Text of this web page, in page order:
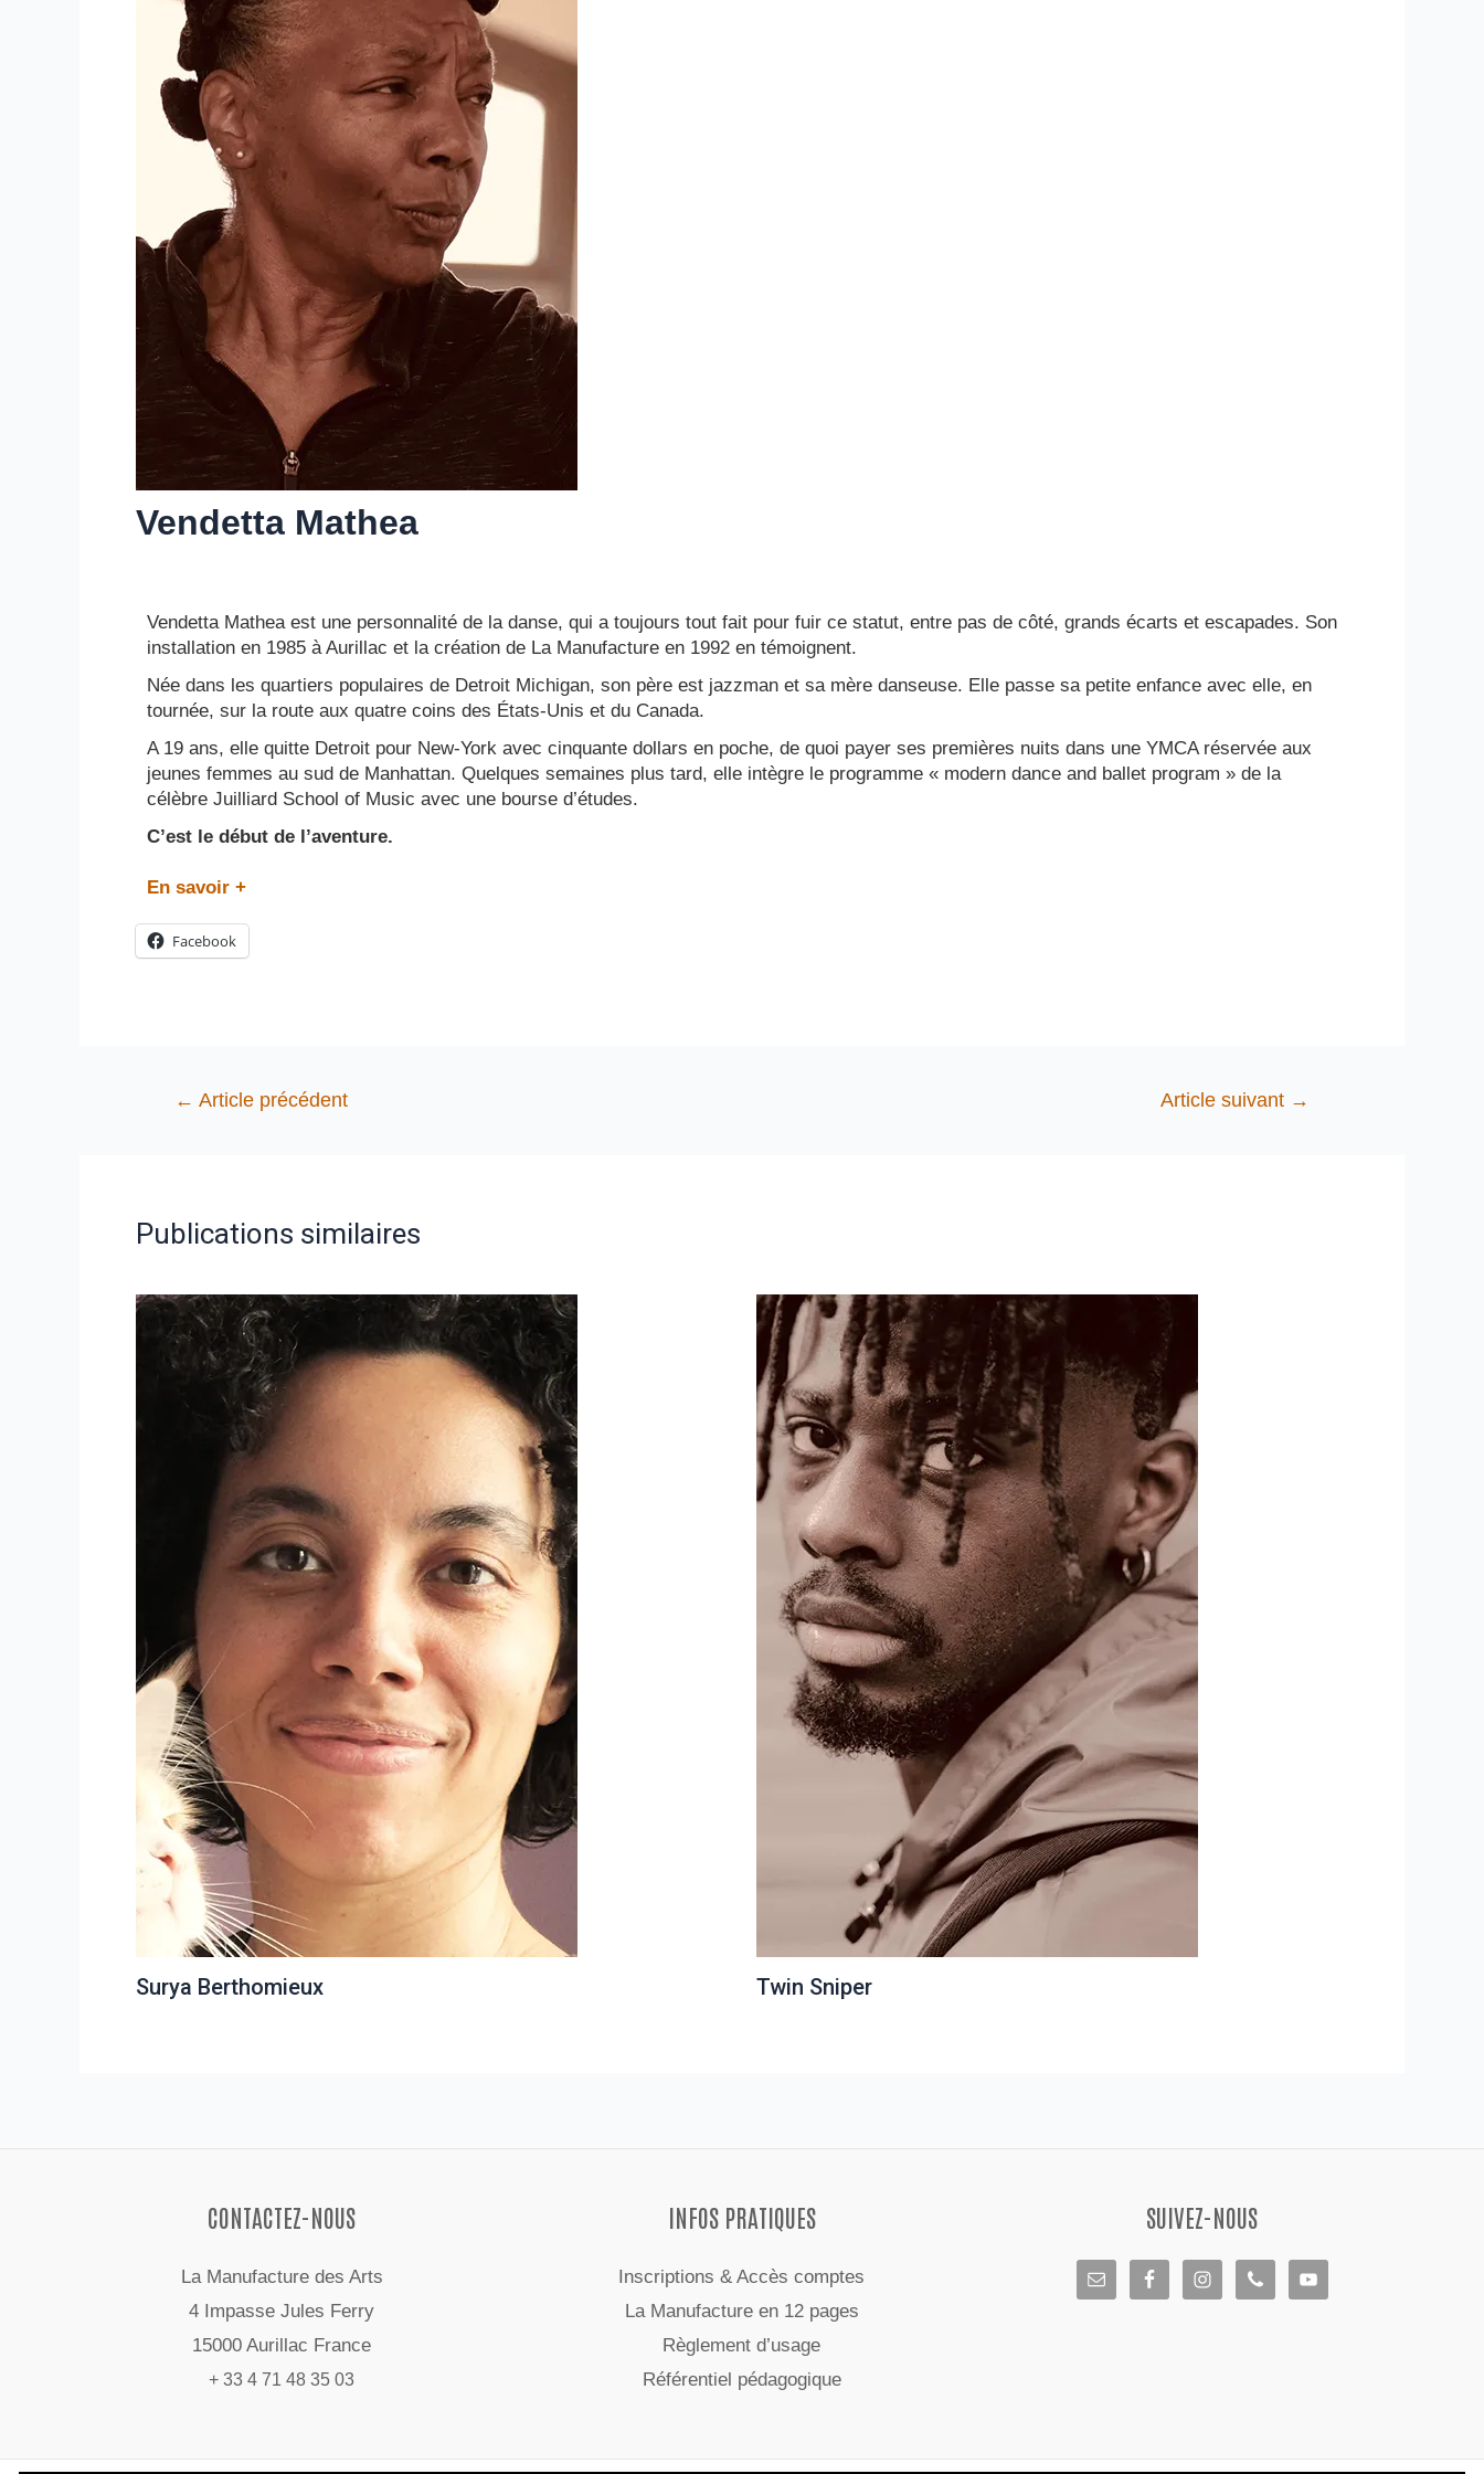
Vendetta Mathea
Vendetta Mathea est une personnalité de la danse, qui a toujours tout fait pour fuir ce statut, entre pas de côté, grands écarts et escapades. Son
installation en 1985 à Aurillac et la création de La Manufacture en 1992 en témoignent.
Née dans les quartiers populaires de Detroit Michigan, son père est jazzman et sa mère danseuse. Elle passe sa petite enfance avec elle, en
tournée, sur la route aux quatre coins des États-Unis et du Canada.
A 19 ans, elle quitte Detroit pour New-York avec cinquante dollars en poche, de quoi payer ses premières nuits dans une YMCA réservée aux
jeunes femmes au sud de Manhattan. Quelques semaines plus tard, elle intègre le programme « modern dance and ballet program » de la
célèbre Juilliard School of Music avec une bourse d’études.
C’est le début de l’aventure.
En savoir +
Facebook
← Article précédent Article suivant →
Publications similaires
Surya Berthomieux Twin Sniper
CONTACTEZ-NOUS
La Manufacture des Arts
4 Impasse Jules Ferry
15000 Aurillac France
+ 33 4 71 48 35 03
INFOS PRATIQUES
Inscriptions & Accès comptes
La Manufacture en 12 pages
Règlement d’usage
Référentiel pédagogique
SUIVEZ-NOUS